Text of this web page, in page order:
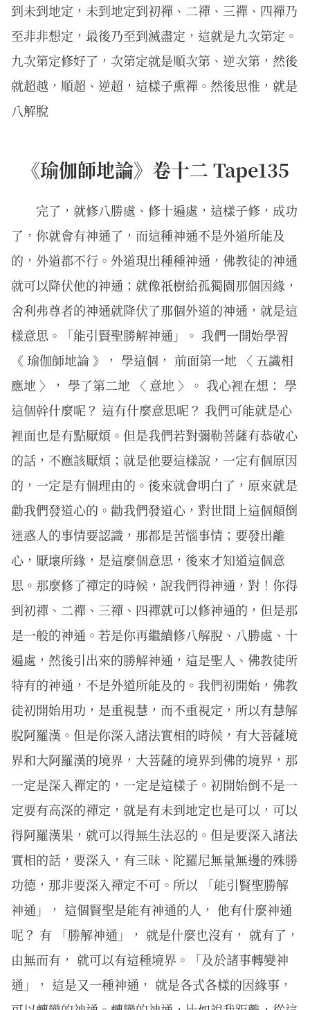
到未到地定，未到地定到初禪、二禪、三禪、四禪乃
至非非想定，最後乃至到滅盡定，這就是九次第定。
九次第定修好了，次第定就是順次第、逆次第，然後
就超越，順超、逆超，這樣子熏禪。然後思惟，就是
八解脫
《瑜伽師地論》卷十二 Tape135
完了，就修八勝處、修十遍處，這樣子修，成功
了，你就會有神通了，而這種神通不是外道所能及
的，外道都不行。外道現出種種神通，佛教徒的神通
就可以降伏他的神通；就像祇樹給孤獨園那個因緣，
舍利弗尊者的神通就降伏了那個外道的神通，就是這
樣意思。「能引賢聖勝解神通」。 我們一開始學習
《 瑜伽師地論 》， 學這個， 前面第一地 〈 五識相
應地 〉， 學了第二地 〈 意地 〉。 我心裡在想： 學
這個幹什麼呢？ 這有什麼意思呢？ 我們可能就是心
裡面也是有點厭煩。但是我們若對彌勒菩薩有恭敬心
的話，不應該厭煩；就是他要這樣說，一定有個原因
的，一定是有個理由的。後來就會明白了，原來就是
勸我們發道心的。勸我們發道心，對世間上這個顛倒
迷惑人的事情要認識，那都是苦惱事情；要發出離
心，厭壞所緣，是這麼個意思，後來才知道這個意
思。那麼修了禪定的時候，說我們得神通，對！你得
到初禪、二禪、三禪、四禪就可以修神通的，但是那
是一般的神通。若是你再繼續修八解脫、八勝處、十
遍處，然後引出來的勝解神通，這是聖人、佛教徒所
特有的神通，不是外道所能及的。我們初開始，佛教
徒初開始用功，是重視慧，而不重視定，所以有慧解
脫阿羅漢。但是你深入諸法實相的時候，有大菩薩境
界和大阿羅漢的境界，大菩薩的境界到佛的境界，那
一定是深入禪定的，一定是這樣子。初開始倒不是一
定要有高深的禪定，就是有未到地定也是可以，可以
得阿羅漢果，就可以得無生法忍的。但是要深入諸法
實相的話，要深入，有三昧、陀羅尼無量無邊的殊勝
功德，那非要深入禪定不可。所以 「能引賢聖勝解
神通」， 這個賢聖是能有神通的人， 他有什麼神通
呢？ 有 「勝解神通」， 就是什麼也沒有， 就有了，
由無而有， 就可以有這種境界。「及於諸事轉變神
通」， 這是又一種神通， 就是各式各樣的因緣事，